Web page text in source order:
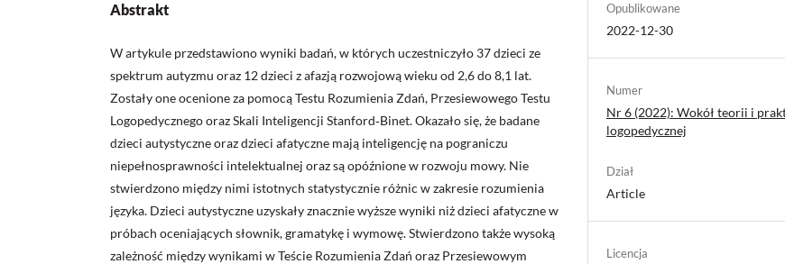
Abstrakt
W artykule przedstawiono wyniki badań, w których uczestniczyło 37 dzieci ze
spektrum autyzmu oraz 12 dzieci z afazją rozwojową wieku od 2,6 do 8,1 lat.
Zostały one ocenione za pomocą Testu Rozumienia Zdań, Przesiewowego Testu
Logopedycznego oraz Skali Inte­ligencji Stanford‑Binet. Okazało się, że badane
dzieci autystyczne oraz dzieci afatyczne mają inteligencję na pograniczu
niepełnosprawności intelektualnej oraz są opóźnione w rozwoju mowy. Nie
stwierdzono między nimi istotnych statystycznie różnic w zakresie rozumienia
języka. Dzieci autystyczne uzyskały znacznie wyższe wyniki niż dzieci afatyczne w
próbach oceniających słownik, gramatykę i wymowę. Stwierdzono także wysoką
zależność między wynikami w Teście Rozumienia Zdań oraz Przesiewowym
Opublikowane
2022-12-30
Numer
Nr 6 (2022): Wokół teorii i
logopedycznej
Dział
Article
Licencja